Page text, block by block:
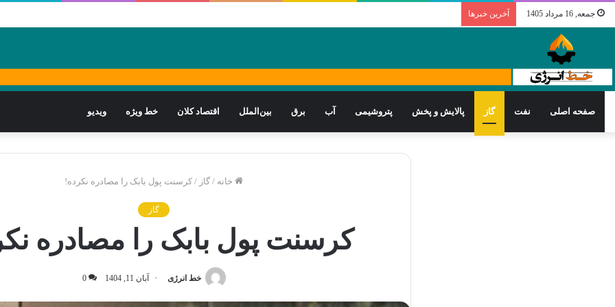
جمعه, 16 مرداد 1405 آخرین خبرها
صفحه اصلی نفت گاز پالایش و پخش پتروشیمی آب برق بین‌الملل اقتصاد کلان خط ویژه ویدیو
خانه / گاز / کرسنت پول بابک را مصادره نکرده!
گاز
کرسنت پول بابک را مصادره
خط انرژی آبان 11, 1404 0